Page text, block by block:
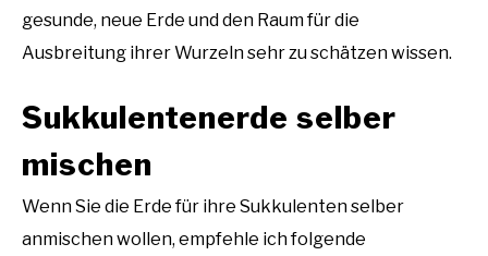
gesunde, neue Erde und den Raum für die
Ausbreitung ihrer Wurzeln sehr zu schätzen wissen.
Sukkulentenerde selber
mischen
Wenn Sie die Erde für ihre Sukkulenten selber
anmischen wollen, empfehle ich folgende